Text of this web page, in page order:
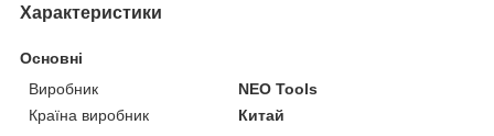
Характеристики
Основні
Виробник
NEO Tools
Країна виробник
Китай